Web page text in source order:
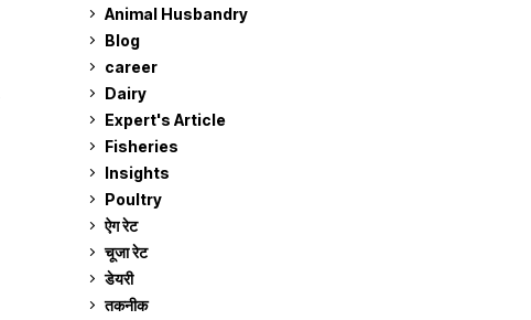
Animal Husbandry
Blog
career
Dairy
Expert's Article
Fisheries
Insights
Poultry
ऐग रेट
चूजा रेट
डेयरी
तकनीक